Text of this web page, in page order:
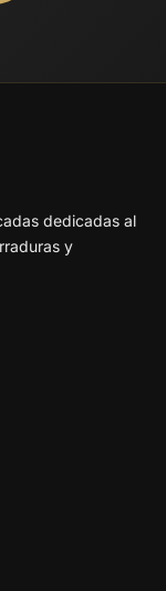
dedicadas al
y